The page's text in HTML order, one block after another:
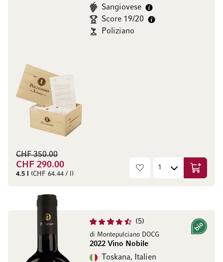
Sangiovese
Score 19/20
Poliziano
CHF 290.00
CHF 350.00
4.5 l (CHF 64.44 / l) In den
5
di Montepulciano DOCG
2022 Vino Nobile
Bio
Toskana, Italien